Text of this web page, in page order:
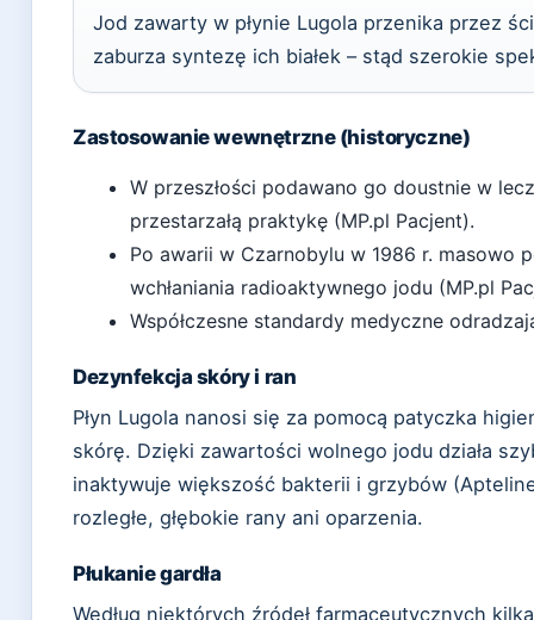
Jod zawarty w płynie Lugola przenika przez
zaburza syntezę ich białek – stąd szerokie
Zastosowanie wewnętrzne (historyczne)
W przeszłości podawano go doustnie w
przestarzałą praktykę (MP.pl Pacjent).
Po awarii w Czarnobylu w 1986 r. masowo
wchłaniania radioaktywnego jodu (MP.pl
Współczesne standardy medyczne
Dezynfekcja skóry i ran
Płyn Lugola nanosi się za pomocą patyczka
skórę. Dzięki zawartości wolnego jodu działa
inaktywuje większość bakterii i grzybów
rozległe, głębokie rany ani oparzenia.
Płukanie gardła
Według niektórych źródeł farmaceutycznych